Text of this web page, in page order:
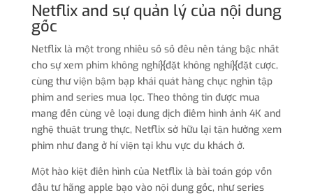
Netflix and sự quản lý của nội dung
gốc
Netflix là một trong nhiều số số đều nền tảng bậc nhất
cho sự xem phim không nghỉ}{đặt không nghỉ}{đặt cược,
cùng thư viện bậm bạp khái quát hàng chục nghìn tập
phim and series mua lọc. Theo thông tin được mua
mang đến cùng về loại dung dịch điểm hình ảnh 4K and
nghệ thuật trung thực, Netflix sở hữu lại tận hưởng xem
phim như đang ở hí viện tại khu vực du khách ở.
Một hào kiệt điển hình của Netflix là bài toán góp vốn
đầu tư hãng apple bạo vào nội dung gốc, như series